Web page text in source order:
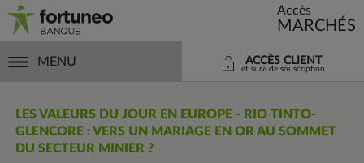
Accès
MARCHÉS
MENU ACCÈS CLIENT
et suivi de souscription
LES VALEURS DU JOUR EN EUROPE - RIO TINTO-
GLENCORE : VERS UN MARIAGE EN OR AU SOMMET
DU SECTEUR MINIER ?